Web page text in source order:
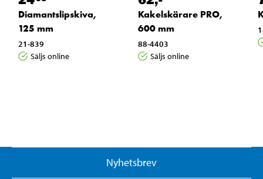
Diamantslipskiva,
125 mm
21-839
Säljs online
Kakelskärare PRO,
600 mm
88-4403
Säljs online
Nyhetsbrev